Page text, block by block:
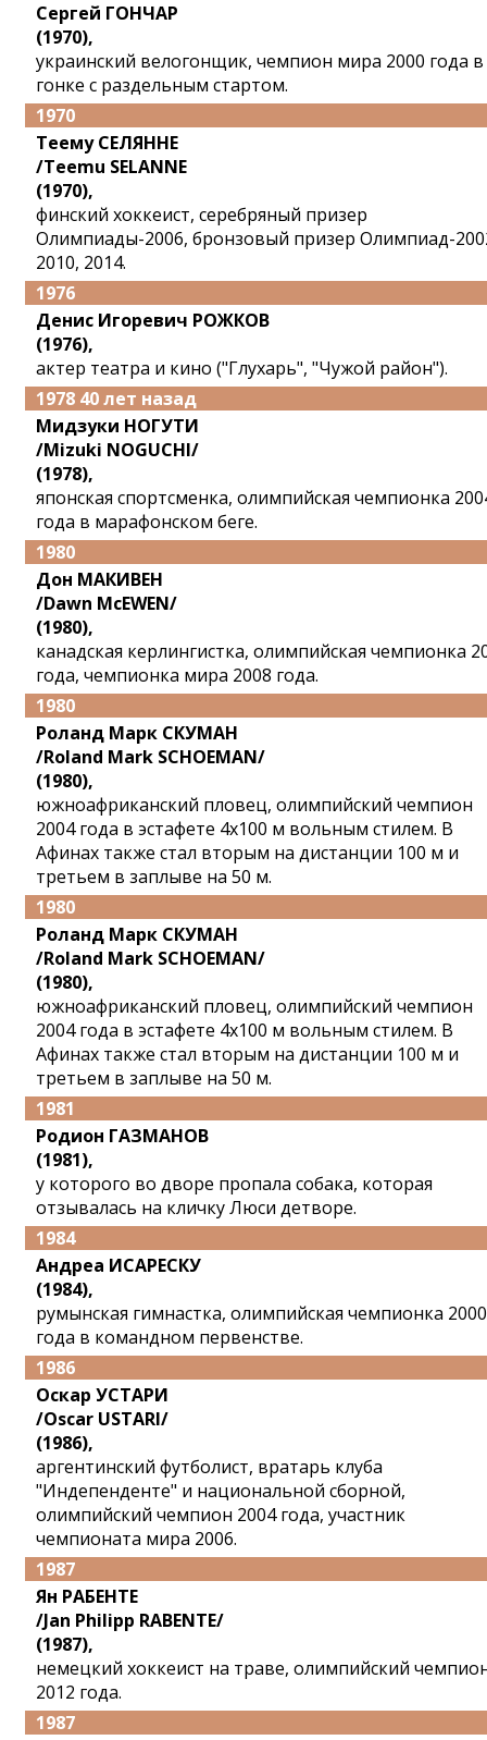
Сергей ГОНЧАР
(1970),
украинский велогонщик, чемпион мира 2000 года в
гонке с раздельным стартом.
1970
Теему СЕЛЯННЕ
/Teemu SELANNE
(1970),
финский хоккеист, серебряный призер
Олимпиады-2006, бронзовый призер Олимпиад-
2010, 2014.
1976
Денис Игоревич РОЖКОВ
(1976),
актер театра и кино ("Глухарь", "Чужой район").
1978 40 лет назад
Мидзуки НОГУТИ
/Mizuki NOGUCHI/
(1978),
японская спортсменка, олимпийская чемпионка
года в марафонском беге.
1980
Дон МАКИВЕН
/Dawn MсEWEN/
(1980),
канадская керлингистка, олимпийская чемпионка
года, чемпионка мира 2008 года.
1980
Роланд Марк СКУМАН
/Roland Mark SCHOEMAN/
(1980),
южноафриканский пловец, олимпийский чемпион
2004 года в эстафете 4x100 м вольным стилем. В
Афинах также стал вторым на дистанции 100 м и
третьем в заплыве на 50 м.
1980
Роланд Марк СКУМАН
/Roland Mark SCHOEMAN/
(1980),
южноафриканский пловец, олимпийский чемпион
2004 года в эстафете 4x100 м вольным стилем. В
Афинах также стал вторым на дистанции 100 м и
третьем в заплыве на 50 м.
1981
Родион ГАЗМАНОВ
(1981),
у которого во дворе пропала собака, которая
отзывалась на кличку Люси детворе.
1984
Андреа ИСАРЕСКУ
(1984),
румынская гимнастка, олимпийская чемпионка 2000
года в командном первенстве.
1986
Оскар УСТАРИ
/Oscar USTARI/
(1986),
аргентинский футболист, вратарь клуба
"Индепенденте" и национальной сборной,
олимпийский чемпион 2004 года, участник
чемпионата мира 2006.
1987
Ян РАБЕНТЕ
/Jan Philipp RABENTE/
(1987),
немецкий хоккеист на траве, олимпийский
2012 года.
1987